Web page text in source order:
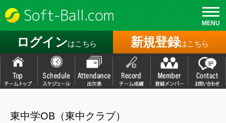
ログインはこちら 新規登録はこちら
MENU
東中学OB（東中クラブ）